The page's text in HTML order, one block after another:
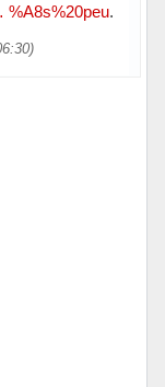
%A8s%20peu.